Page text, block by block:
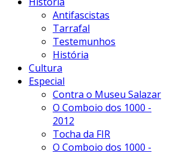
Antifascistas
Tarrafal
Testemunhos
História
Cultura
Especial
Contra o Museu Salazar
O Comboio dos 1000 -
2012
Tocha da FIR
O Comboio dos 1000 -